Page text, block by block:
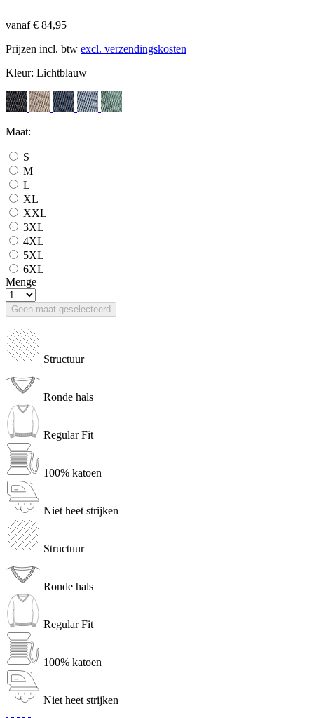
vanaf € 84,95
Prijzen incl. btw excl. verzendingskosten
Kleur: Lichtblauw
Maat:
S
M
L
XL
XXL
3XL
4XL
5XL
6XL
Menge
Geen maat geselecteerd
Structuur
Ronde hals
Regular Fit
100% katoen
Niet heet strijken
Structuur
Ronde hals
Regular Fit
100% katoen
Niet heet strijken